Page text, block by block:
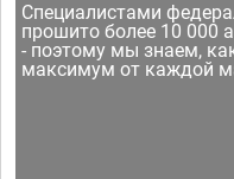
Специалистами
прошито более 10 000
- поэтому мы знаем,
максимум от каждой